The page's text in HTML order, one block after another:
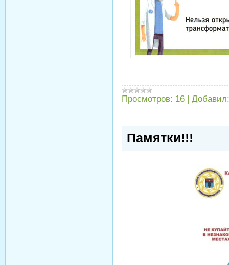
Просмотров: 16 | Добавил:
Памятки!!!